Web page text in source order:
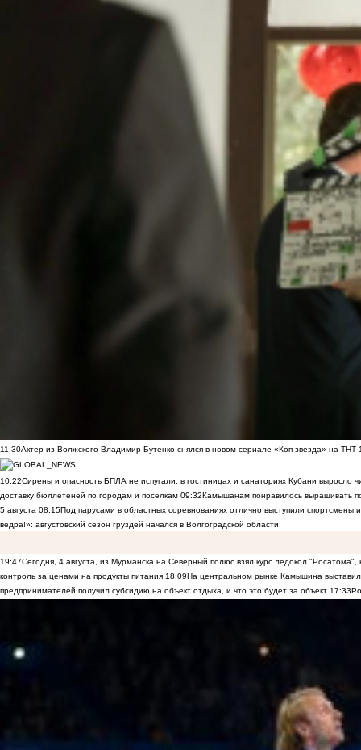
11:30Актер из Волжского Владимир Бутенко снялся в новом сериале «Коп-звезда» на ТНТ
10:22Сирены и опасность БПЛА не испугали: в гостиницах и санаториях Кубани выросло
доставку бюллетеней по городам и поселкам 09:32Камышанам понравилось выращивать
5 августа 08:15Под парусами в областных соревнованиях отлично выступили спортсмены
ведра!»: августовский сезон груздей начался в Волгоградской области
19:47Сегодня, 4 августа, из Мурманска на Северный полюс взял курс ледокол
контроль за ценами на продукты питания 18:09На центральном рынке Камышина
предпринимателей получил субсидию на объект отдыха, и что это будет за объект 17:33